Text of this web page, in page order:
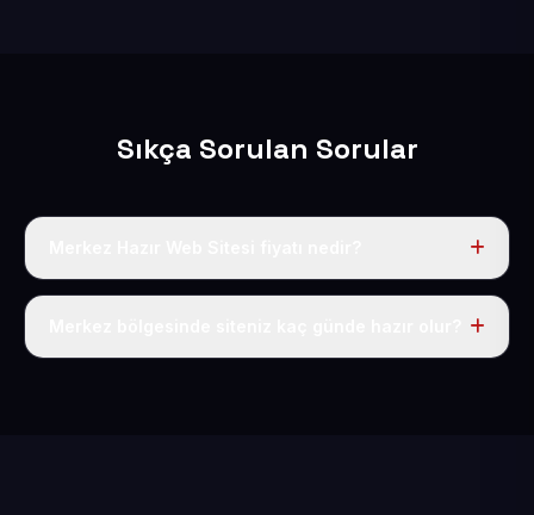
Sıkça Sorulan Sorular
Tek fiyat uygulanır: yıllık 50 USD + KDV. Bu bedele alan